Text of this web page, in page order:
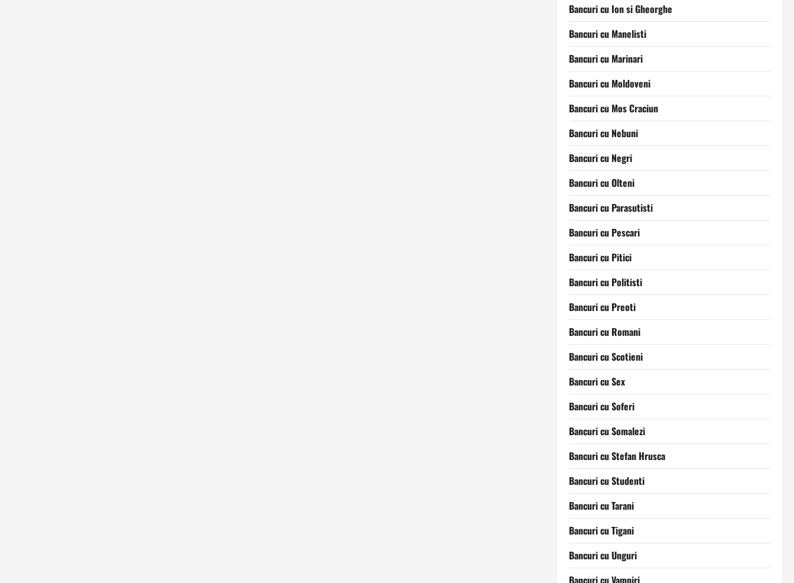
Bancuri cu Ion si Gheorghe
Bancuri cu Manelisti
Bancuri cu Marinari
Bancuri cu Moldoveni
Bancuri cu Mos Craciun
Bancuri cu Nebuni
Bancuri cu Negri
Bancuri cu Olteni
Bancuri cu Parasutisti
Bancuri cu Pescari
Bancuri cu Pitici
Bancuri cu Politisti
Bancuri cu Preoti
Bancuri cu Romani
Bancuri cu Scotieni
Bancuri cu Sex
Bancuri cu Soferi
Bancuri cu Somalezi
Bancuri cu Stefan Hrusca
Bancuri cu Studenti
Bancuri cu Tarani
Bancuri cu Tigani
Bancuri cu Unguri
Bancuri cu Vampiri